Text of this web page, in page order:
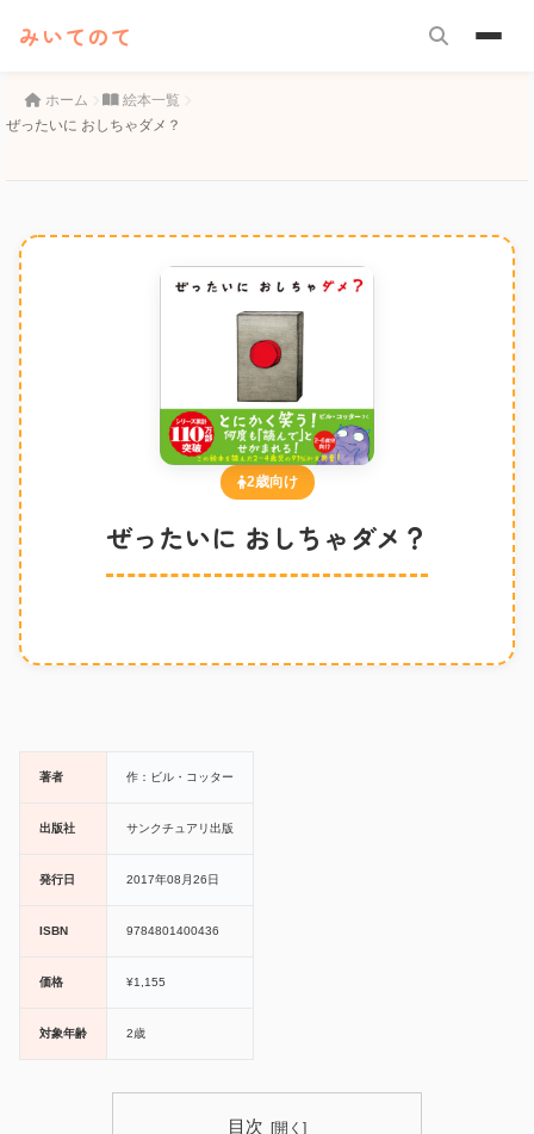
みいてのて
ホーム
絵本一覧
ぜったいに おしちゃダメ？
2歳向け
ぜったいに おしちゃダメ？
著者 作：ビル・コッター
出版社 サンクチュアリ出版
発行日 2017年08月26日
ISBN 9784801400436
価格 ¥1,155
対象年齢 2歳
目次